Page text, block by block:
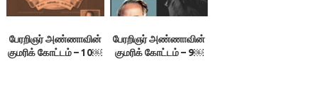
பேரறிஞர் அண்ணாவின்
குமரிக் கோட்டம் – 10￼
பேரறிஞர் அண்ணாவின்
குமரிக் கோட்டம் – 9￼